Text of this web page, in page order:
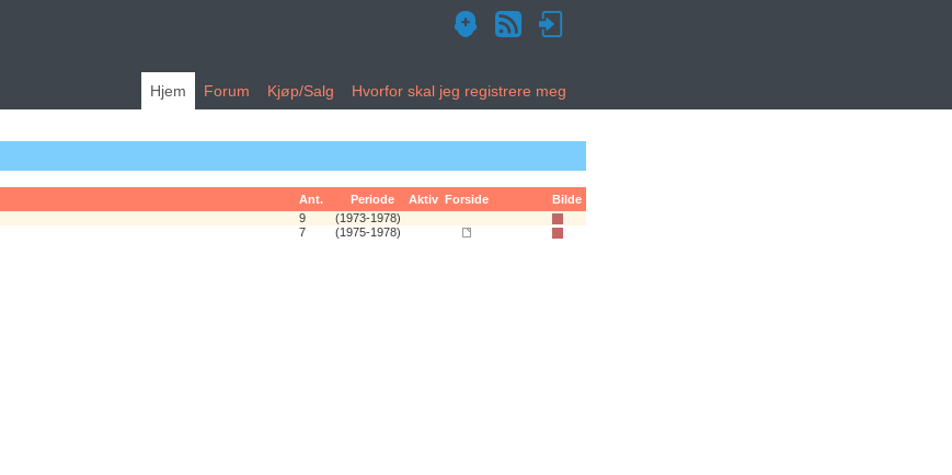
Hjem Forum Kjøp/Salg Hvorfor skal jeg registrere meg
Ant. Periode Aktiv Forside
Bilde
9
(1973-1978)
7 (1975-1978)